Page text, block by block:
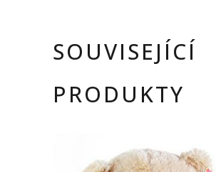
SOUVISEJÍCÍ
PRODUKTY